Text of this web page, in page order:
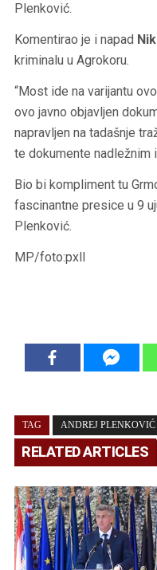
Plenković.
Komentirao je i napad
kriminalu u Agrokoru.
“Most ide na varijantu
ovo javno objavljen
napravljen na tadašnje
te dokumente nadležnim
Bio bi kompliment tu
fascinantne presice u 9
Plenković.
MP/foto:pxll
TAG ANDREJ PLENKOVIĆ
RELATED ARTICLES